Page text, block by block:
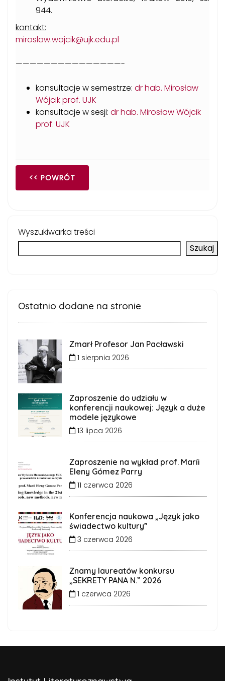
944.
kontakt:
miroslaw.wojcik@ujk.edu.pl
———————————————-
konsultacje w semestrze: dr hab. Mirosław
Wójcik prof. UJK
konsultacje w sesji: dr hab. Mirosław Wójcik
prof. UJK
<< POWRÓT
Wyszukiwarka treści
Szukaj
Ostatnio dodane na stronie
Zmarł Profesor Jan Pacławski
1 sierpnia 2026
Zaproszenie do udziału w
konferencji naukowej: Język a duże
modele językowe
13 lipca 2026
Zaproszenie na wykład prof. Maríi
Eleny Gómez Parry
11 czerwca 2026
Konferencja naukowa „Język jako
świadectwo kultury”
3 czerwca 2026
Znamy laureatów konkursu
„SEKRETY PANA N.” 2026
1 czerwca 2026